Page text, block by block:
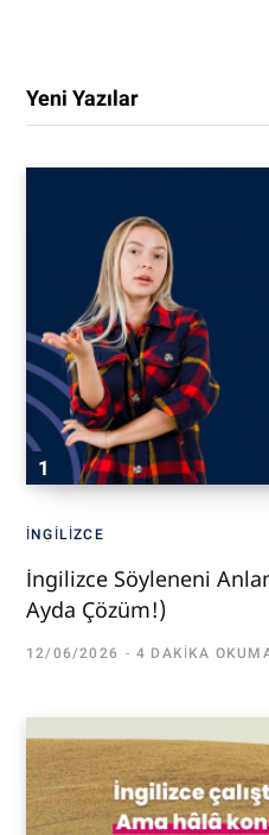
Yeni Yazılar
İNGILIZCE
İngilizce Söyleneni
Ayda Çözüm!)
12/06/2026 4 DAKIKA